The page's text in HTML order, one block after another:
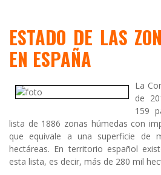
ESTADO DE LAS
EN ESPAÑA
La
de
159
lista de 1886 zonas húmedas con
que equivale a una superficie de
hectáreas. En territorio español
esta lista, es decir, más de 280 mil